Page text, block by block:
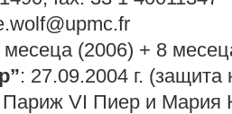
(2006) + 8
: 27.09.2004 г. (защита
Париж VI Пиер и